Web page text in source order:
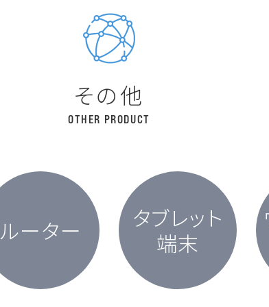
その他
OTHER PRODUCT
ルーター
タブレット
端末